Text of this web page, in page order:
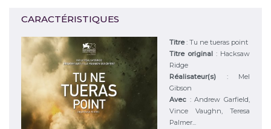
CARACTÉRISTIQUES
Titre:Tu ne tueras point
Titre original: Hacksaw
Ridge
Réalisateur(s) : Mel
Gibson
Avec :Andrew Garfield,
Vince Vaughn, Teresa
Palmer...